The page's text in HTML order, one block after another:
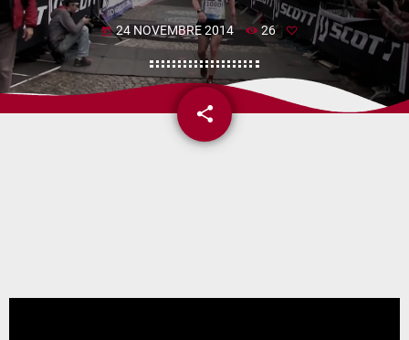
today 24 NOVEMBRE 2014 26
share
email